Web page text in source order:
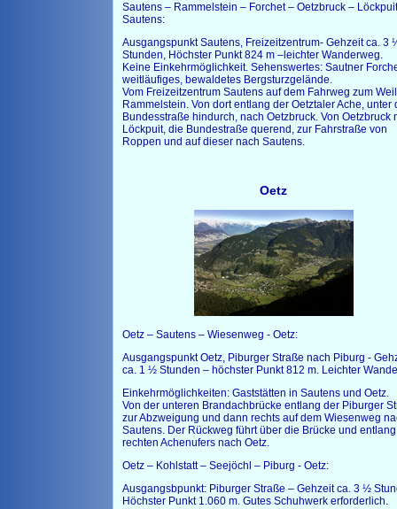
Sautens – Rammelstein – Forchet – Oetzbruck –
Sautens:
Ausgangspunkt Sautens, Freizeitzentrum- Gehzeit ca. 3
Stunden, Höchster Punkt 824 m –leichter Wanderweg.
Keine Einkehrmöglichkeit. Sehenswertes: Sautner
weitläufiges, bewaldetes Bergsturzgelände.
Vom Freizeitzentrum Sautens auf dem Fahrweg zum
Rammelstein. Von dort entlang der Oetztaler Ache, unter
Bundesstraße hindurch, nach Oetzbruck. Von Oetzbruck
Löckpuit, die Bundestraße querend, zur Fahrstraße von
Roppen und auf dieser nach Sautens.
Oetz
Oetz – Sautens – Wiesenweg - Oetz:
Ausgangspunkt Oetz, Piburger Straße nach Piburg -
ca. 1 ½ Stunden – höchster Punkt 812 m. Leichter
Einkehrmöglichkeiten: Gaststätten in Sautens und Oetz.
Von der unteren Brandachbrücke entlang der Piburger
zur Abzweigung und dann rechts auf dem Wiesenweg
Sautens. Der Rückweg führt über die Brücke und
rechten Achenufers nach Oetz.
Oetz – Kohlstatt – Seejöchl – Piburg - Oetz:
Ausgangsbpunkt: Piburger Straße – Gehzeit ca. 3 ½
Höchster Punkt 1.060 m. Gutes Schuhwerk erforderlich.